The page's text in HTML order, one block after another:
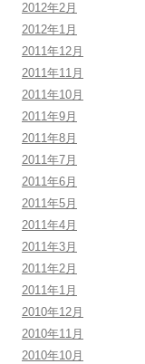
2012年2月
2012年1月
2011年12月
2011年11月
2011年10月
2011年9月
2011年8月
2011年7月
2011年6月
2011年5月
2011年4月
2011年3月
2011年2月
2011年1月
2010年12月
2010年11月
2010年10月